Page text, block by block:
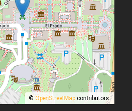
© OpenStreetMap contributors.